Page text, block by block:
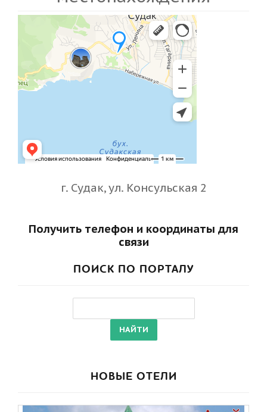
г. Судак, ул. Консульская 2
Получить телефон и координаты для
связи
ПОИСК ПО ПОРТАЛУ
НОВЫЕ ОТЕЛИ